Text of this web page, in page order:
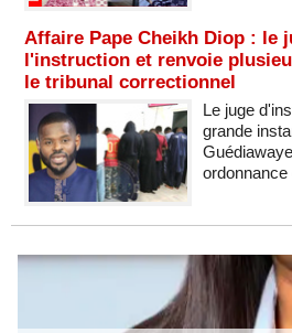
Affaire Pape Cheikh Diop : le
l'instruction et renvoie
le tribunal correctionnel
Le juge
grande
ordonnance